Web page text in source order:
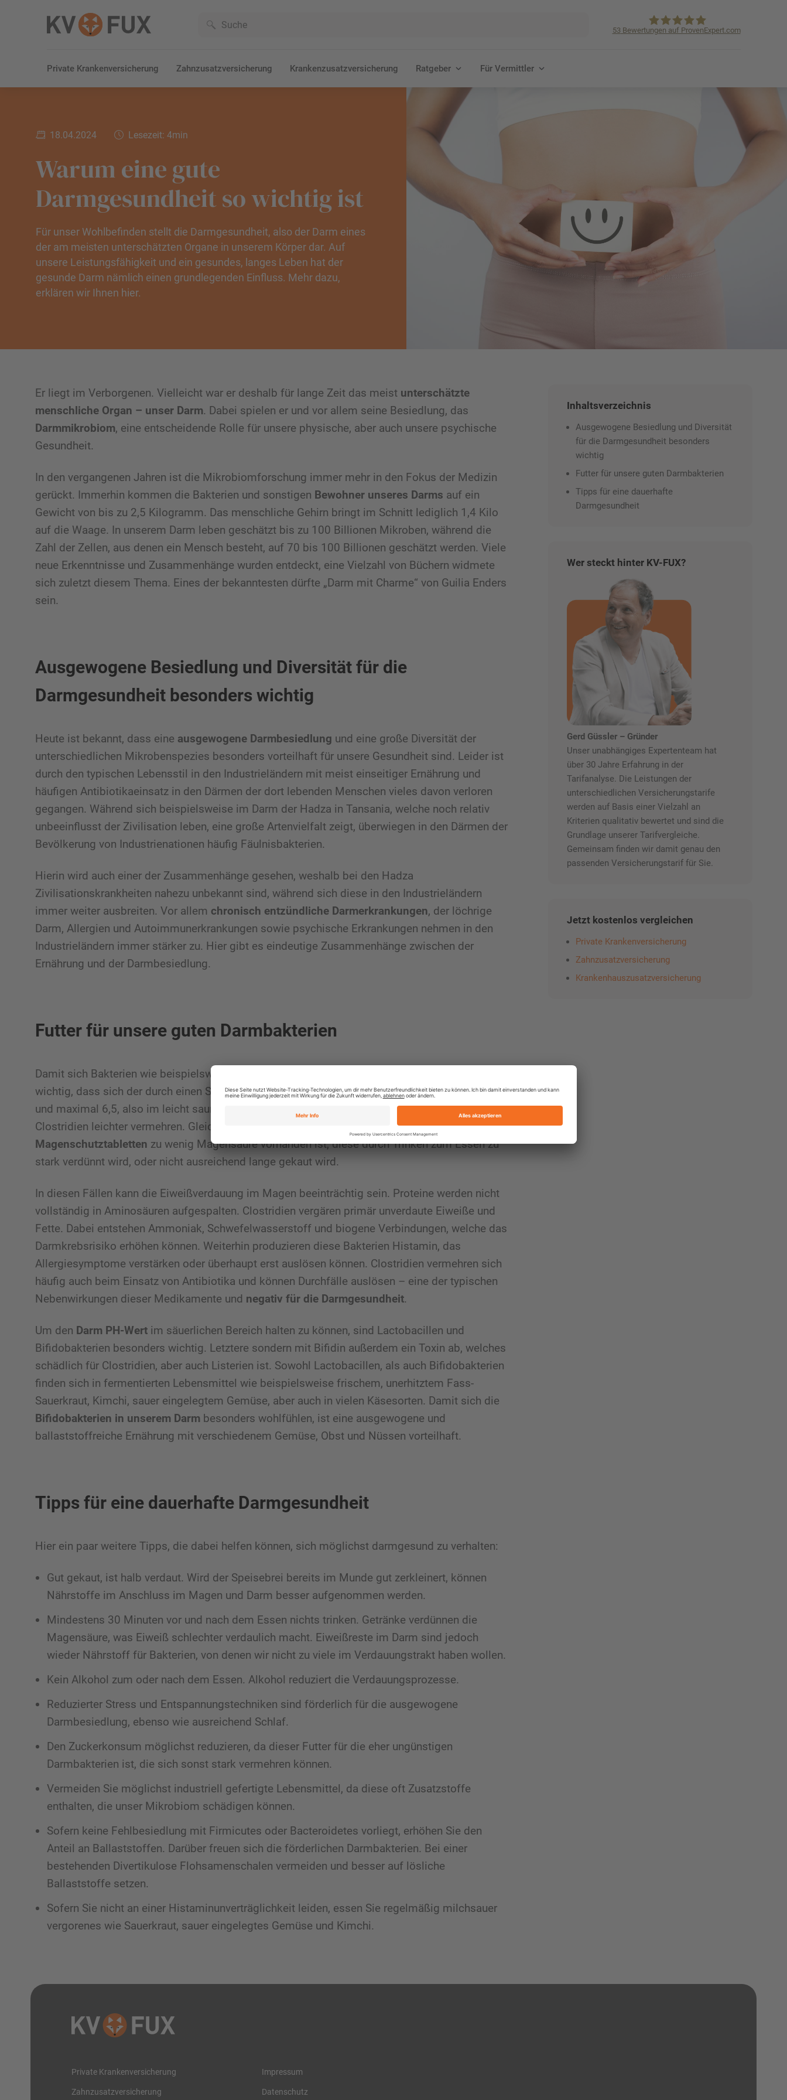
53 Bewertungen auf ProvenExpert.com
Private Krankenversicherung Zahnzusatzversicherung Krankenzusatzversicherung Ratgeber Für Vermittler
18.04.2024 Lesezeit: 4min
Warum eine gute
Darmgesundheit so wichtig ist
Für unser Wohlbefinden stellt die Darmgesundheit, also der Darm eines
der am meisten unterschätzten Organe in unserem Körper dar. Auf
unsere Leistungsfähigkeit und ein gesundes, langes Leben hat der
gesunde Darm nämlich einen grundlegenden Einfluss. Mehr dazu,
erklären wir Ihnen hier.
Inhaltsverzeichnis
Ausgewogene Besiedlung und Diversität
für die Darmgesundheit besonders
wichtig
Futter für unsere guten Darmbakterien
Tipps für eine dauerhafte
Darmgesundheit
Wer steckt hinter KV-FUX?
Gerd Güssler – Gründer
Unser unabhängiges Expertenteam hat
über 30 Jahre Erfahrung in der
Tarifanalyse. Die Leistungen der
unterschiedlichen Versicherungstarife
werden auf Basis einer Vielzahl an
Kriterien qualitativ bewertet und sind die
Grundlage unserer Tarifvergleiche.
Gemeinsam finden wir damit genau den
passenden Versicherungstarif für Sie.
Jetzt kostenlos vergleichen
Private Krankenversicherung
Zahnzusatzversicherung
Krankenhauszusatzversicherung
Er liegt im Verborgenen. Vielleicht war er deshalb für lange Zeit das meist unterschätzte
menschliche Organ – unser Darm. Dabei spielen er und vor allem seine Besiedlung, das
Darmmikrobiom, eine entscheidende Rolle für unsere physische, aber auch unsere psychische
Gesundheit.
In den vergangenen Jahren ist die Mikrobiomforschung immer mehr in den Fokus der Medizin
gerückt. Immerhin kommen die Bakterien und sonstigen Bewohner unseres Darms auf ein
Gewicht von bis zu 2,5 Kilogramm. Das menschliche Gehirn bringt im Schnitt lediglich 1,4 Kilo
auf die Waage. In unserem Darm leben geschätzt bis zu 100 Billionen Mikroben, während die
Zahl der Zellen, aus denen ein Mensch besteht, auf 70 bis 100 Billionen geschätzt werden. Viele
neue Erkenntnisse und Zusammenhänge wurden entdeckt, eine Vielzahl von Büchern widmete
sich zuletzt diesem Thema. Eines der bekanntesten dürfte „Darm mit Charme“ von Guilia Enders
sein.
Ausgewogene Besiedlung und Diversität für die
Darmgesundheit besonders wichtig
Heute ist bekannt, dass eine ausgewogene Darmbesiedlung und eine große Diversität der
unterschiedlichen Mikrobenspezies besonders vorteilhaft für unsere Gesundheit sind. Leider ist
durch den typischen Lebensstil in den Industrieländern mit meist einseitiger Ernährung und
häufigen Antibiotikaeinsatz in den Därmen der dort lebenden Menschen vieles davon verloren
gegangen. Während sich beispielsweise im Darm der Hadza in Tansania, welche noch relativ
unbeeinflusst der Zivilisation leben, eine große Artenvielfalt zeigt, überwiegen in den Därmen der
Bevölkerung von Industrienationen häufig Fäulnisbakterien.
Hierin wird auch einer der Zusammenhänge gesehen, weshalb bei den Hadza
Zivilisationskrankheiten nahezu unbekannt sind, während sich diese in den Industrieländern
immer weiter ausbreiten. Vor allem chronisch entzündliche Darmerkrankungen, der löchrige
Darm, Allergien und Autoimmunerkrankungen sowie psychische Erkrankungen nehmen in den
Industrieländern immer stärker zu. Hier gibt es eindeutige Zusammenhänge zwischen der
Ernährung und der Darmbesiedlung.
Futter für unsere guten Darmbakterien
Damit sich Bakterien wie beispielsweise Clostridien nicht übermäßig vermehren können, ist es
wichtig, dass sich der durch einen Stuhl-Test messbare Darm PH-Wert im Bereich zwischen 5,5
und maximal 6,5, also im leicht sauren Bereich aufhält. Wird das Milieu zu basisch, können sich
Clostridien leichter vermehren. Gleiches gilt, wenn durch
regelmäßige Einnahme von
Magenschutztabletten zu wenig Magensäure vorhanden ist, diese durch Trinken zum Essen zu
stark verdünnt wird, oder nicht ausreichend lange gekaut wird.
In diesen Fällen kann die Eiweißverdauung im Magen beeinträchtig sein. Proteine werden nicht
vollständig in Aminosäuren aufgespalten. Clostridien vergären primär unverdaute Eiweiße und
Fette. Dabei entstehen Ammoniak, Schwefelwasserstoff und biogene Verbindungen, welche das
Darmkrebsrisiko erhöhen können. Weiterhin produzieren diese Bakterien Histamin, das
Allergiesymptome verstärken oder überhaupt erst auslösen können. Clostridien vermehren sich
häufig auch beim Einsatz von Antibiotika und können Durchfälle auslösen – eine der typischen
Nebenwirkungen dieser Medikamente und negativ für die Darmgesundheit.
Um den Darm PH-Wertim säuerlichen Bereich halten zu können, sind Lactobacillen und
Bifidobakterien besonders wichtig. Letztere sondern mit Bifidin außerdem ein Toxin ab, welches
schädlich für Clostridien, aber auch Listerien ist. Sowohl Lactobacillen, als auch Bifidobakterien
finden sich in fermentierten Lebensmittel wie beispielsweise frischem, unerhitztem Fass-
Sauerkraut, Kimchi, sauer eingelegtem Gemüse, aber auch in vielen Käsesorten. Damit sich die
Bifidobakterien in unserem Darm besonders wohlfühlen, ist eine ausgewogene und
ballaststoffreiche Ernährung mit verschiedenem Gemüse, Obst und Nüssen vorteilhaft.
Tipps für eine dauerhafte Darmgesundheit
Hier ein paar weitere Tipps, die dabei helfen können, sich möglichst darmgesund zu verhalten:
Gut gekaut, ist halb verdaut. Wird der Speisebrei bereits im Munde gut zerkleinert, können
Nährstoffe im Anschluss im Magen und Darm besser aufgenommen werden.
Mindestens 30 Minuten vor und nach dem Essen nichts trinken. Getränke verdünnen die
Magensäure, was Eiweiß schlechter verdaulich macht. Eiweißreste im Darm sind jedoch
wieder Nährstoff für Bakterien, von denen wir nicht zu viele im Verdauungstrakt haben wollen.
Kein Alkohol zum oder nach dem Essen. Alkohol reduziert die Verdauungsprozesse.
Reduzierter Stress und Entspannungstechniken sind förderlich für die ausgewogene
Darmbesiedlung, ebenso wie ausreichend Schlaf.
Den Zuckerkonsum möglichst reduzieren, da dieser Futter für die eher ungünstigen
Darmbakterien ist, die sich sonst stark vermehren können.
Vermeiden Sie möglichst industriell gefertigte Lebensmittel, da diese oft Zusatzstoffe
enthalten, die unser Mikrobiom schädigen können.
Sofern keine Fehlbesiedlung mit Firmicutes oder Bacteroidetes vorliegt, erhöhen Sie den
Anteil an Ballaststoffen. Darüber freuen sich die förderlichen Darmbakterien. Bei einer
bestehenden Divertikulose Flohsamenschalen vermeiden und besser auf lösliche
Ballaststoffe setzen.
Sofern Sie nicht an einer Histaminunverträglichkeit leiden, essen Sie regelmäßig milchsauer
vergorenes wie Sauerkraut, sauer eingelegtes Gemüse und Kimchi.
Private Krankenversicherung
Zahnzusatzversicherung
Impressum
Datenschutz